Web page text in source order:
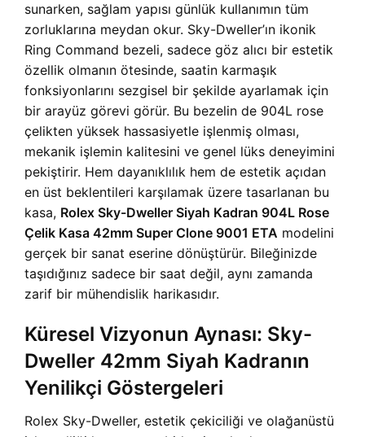
sunarken, sağlam yapısı günlük kullanımın tüm
zorluklarına meydan okur. Sky-Dweller’ın ikonik
Ring Command bezeli, sadece göz alıcı bir estetik
özellik olmanın ötesinde, saatin karmaşık
fonksiyonlarını sezgisel bir şekilde ayarlamak için
bir arayüz görevi görür. Bu bezelin de 904L rose
çelikten yüksek hassasiyetle işlenmiş olması,
mekanik işlemin kalitesini ve genel lüks deneyimini
pekiştirir. Hem dayanıklılık hem de estetik açıdan
en üst beklentileri karşılamak üzere tasarlanan bu
kasa, Rolex Sky-Dweller Siyah Kadran 904L Rose
Çelik Kasa 42mm Super Clone 9001 ETA modelini
gerçek bir sanat eserine dönüştürür. Bileğinizde
taşıdığınız sadece bir saat değil, aynı zamanda
zarif bir mühendislik harikasıdır.
Küresel Vizyonun Aynası: Sky-
Dweller 42mm Siyah Kadranın
Yenilikçi Göstergeleri
Rolex Sky-Dweller, estetik çekiciliği ve olağanüstü